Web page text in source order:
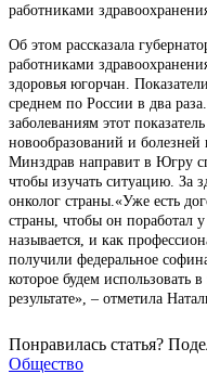
работниками
Об этом рассказала
работниками
здоровья югорчан.
среднем по России в два
заболеваниям этот
новообразований и
Минздрав направит в Югру
чтобы изучать ситуацию. За
онколог страны.«Уже есть
страны, чтобы он поработал
называется, и как
получили федеральное
которое будем использовать
результате», – отметила
Понравилась статья?
Общество